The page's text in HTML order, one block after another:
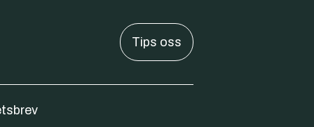
Tips oss